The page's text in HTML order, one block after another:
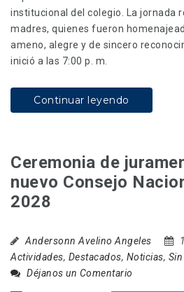
institucional del colegio. La jornada
madres, quienes fueron
ameno, alegre y de sincero
inició a las 7:00 p. m.
Continuar leyendo
Ceremonia de
nuevo Consejo
2028
Andersonn Avelino Angeles
Actividades, Destacados, Noticias,
Déjanos un Comentario